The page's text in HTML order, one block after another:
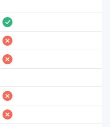
vorhanden
fehlt
fehlt
fehlt
fehlt